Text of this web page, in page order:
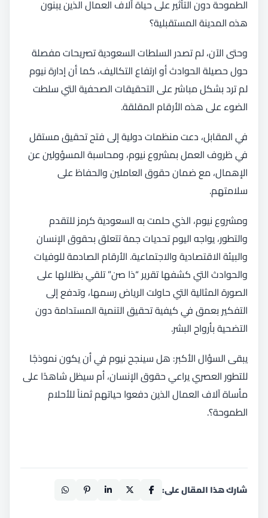
الطموحة دون التأثير على حياة آلاف العمال الذين يبنون
هذه المدينة المستقبلية؟
وحتى الآن، لم تصدر السلطات السعودية تصريحات مفصلة
حول حصيلة الحوادث أو ارتفاع التكاليف، كما أن إدارة نيوم
لم ترد بشكل مباشر على التحقيقات الصحفية التي سلطت
الضوء على هذه الأرقام المقلقة.
في المقابل، دعت منظمات دولية إلى فتح تحقيق مستقل
في ظروف العمل بمشروع نيوم، ومحاسبة المسؤولين عن
الإهمال، مع ضمان حقوق العاملين والحفاظ على
سلامتهم.
ومشروع نيوم، الذي حلمت به السعودية كرمز للتقدم
والتطور، يواجه اليوم تحديات جمة تتعلق بحقوق الإنسان
والبيئة الاقتصادية والاجتماعية. الأرقام الصادمة للوفيات
والحوادث التي كشفها تقرير “ذا صن” تلقي بظلالها على
الصورة المثالية التي حاولت الرياض رسمها، وتدفع إلى
التفكير بعمق في كيفية تحقيق التنمية المستدامة دون
التضحية بأرواح البشر.
يبقى السؤال الأكبر: هل سينجح نيوم في أن يكون نموذجًا
للتطور العصري يراعي حقوق الإنسان، أم سيظل شاهدًا على
مأساة آلاف العمال الذين دفعوا حياتهم ثمناً للأحلام
الطموحة؟.
شارك هذا المقال على: